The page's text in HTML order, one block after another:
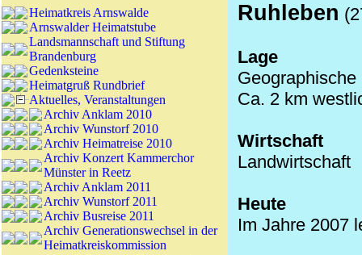
Heimatkreis Arnswalde
Arnswalder Heimatstube
Landsmannschaft und Stiftung
Brandenburg
Gedenksteine
Heimatgruß Rundbrief
Aktuelles, Veranstaltungen
Archiv Anklam 2010
Archiv Wunstorf 2010
Archiv Heimatreise 2010
Archiv Konzert Kammerchor
Münster in Reetz
Archiv Anklam 2011
Archiv Wunstorf 2011
Archiv Busreise 2011
Archiv Generationswechsel in der
Heimatkreiskommission
Ruhleben
Lage
Geographische
Ca. 2 km
Wirtschaft
Landwirtschaft
Heute
Im Jahre 2007